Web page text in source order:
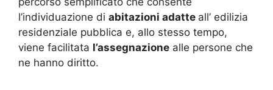
l’individuazione di abitazioni adatte all’ edilizia
residenziale pubblica e, allo stesso tempo,
viene facilitata l’assegnazione alle persone che
ne hanno diritto.